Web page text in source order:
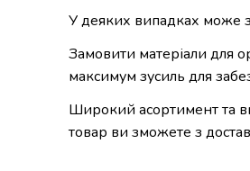
У деяких випадках може
Замовити матеріали для
максимум зусиль для
Широкий асортимент та
товар ви зможете з